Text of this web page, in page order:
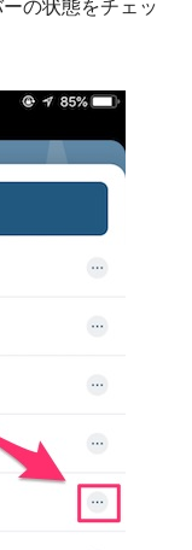
の状態をチェッ